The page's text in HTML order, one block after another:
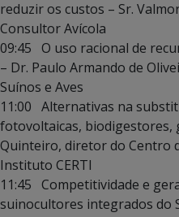
reduzir os custos – Sr.
Consultor Avícola
09:45 O uso racional de
– Dr. Paulo Armando de
Suínos e Aves
11:00 Alternativas na
fotovoltaicas, biodigestores,
Quinteiro, diretor do Centro
Instituto CERTI
11:45 Competitividade e
suinocultores integrados do